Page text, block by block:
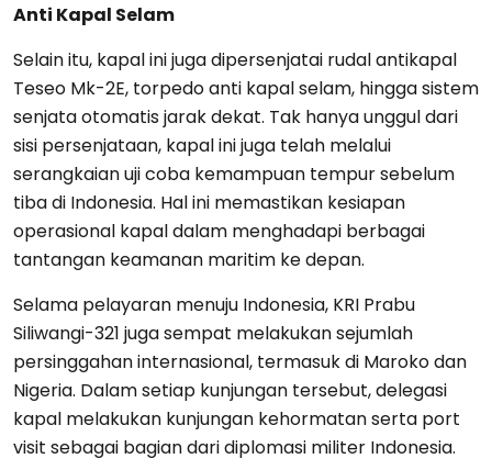
Anti Kapal Selam
Selain itu, kapal ini juga dipersenjatai rudal antikapal
Teseo Mk-2E, torpedo anti kapal selam, hingga sistem
senjata otomatis jarak dekat. Tak hanya unggul dari
sisi persenjataan, kapal ini juga telah melalui
serangkaian uji coba kemampuan tempur sebelum
tiba di Indonesia. Hal ini memastikan kesiapan
operasional kapal dalam menghadapi berbagai
tantangan keamanan maritim ke depan.
Selama pelayaran menuju Indonesia, KRI Prabu
Siliwangi-321 juga sempat melakukan sejumlah
persinggahan internasional, termasuk di Maroko dan
Nigeria. Dalam setiap kunjungan tersebut, delegasi
kapal melakukan kunjungan kehormatan serta port
visit sebagai bagian dari diplomasi militer Indonesia.